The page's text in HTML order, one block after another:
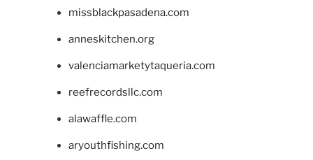
missblackpasadena.com
anneskitchen.org
valenciamarketytaqueria.com
reefrecordsllc.com
alawaffle.com
aryouthfishing.com